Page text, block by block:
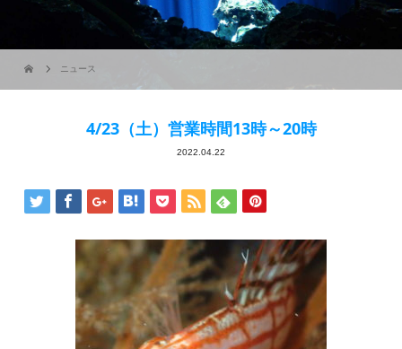
ニュース
4/23（土）営業時間13時～20時
2022.04.22